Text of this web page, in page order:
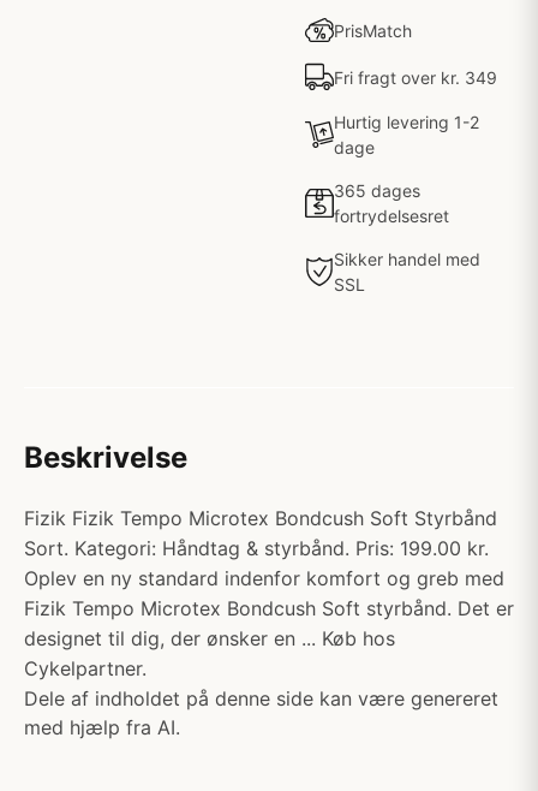
PrisMatch
Fri fragt over kr. 349
Hurtig levering 1-2
dage
365 dages
fortrydelsesret
Sikker handel med
SSL
Beskrivelse
Fizik Fizik Tempo Microtex Bondcush Soft Styrbånd
Sort. Kategori: Håndtag & styrbånd. Pris: 199.00 kr.
Oplev en ny standard indenfor komfort og greb med
Fizik Tempo Microtex Bondcush Soft styrbånd. Det er
designet til dig, der ønsker en ... Køb hos
Cykelpartner.
Dele af indholdet på denne side kan være genereret
med hjælp fra AI.